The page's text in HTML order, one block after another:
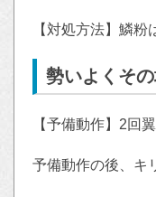
【対処方法】鱗
勢いよくそ
【予備動作】2回
予備動作の後、キ